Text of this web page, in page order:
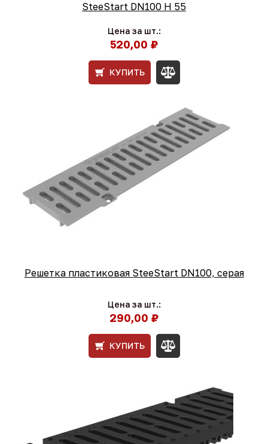
SteeStart DN100 H 55
Цена за шт.:
520,00 ₽
КУПИТЬ
Решетка пластиковая SteeStart DN100, серая
Цена за шт.:
290,00 ₽
КУПИТЬ